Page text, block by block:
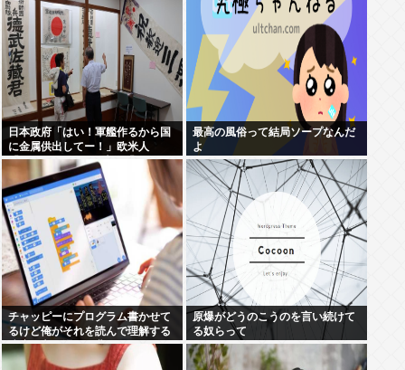
日本政府「はい！軍艦作るから国
に金属供出してー！」欧米人
「don’t stop！」日本人「？」
最高の風俗って結局ソープなんだ
よ
チャッピーにプログラム書かせて
るけど俺がそれを読んで理解する
速度の方が遅くて悲しくなってき
た…(´;ω;`)
原爆がどうのこうのを言い続けて
る奴らって